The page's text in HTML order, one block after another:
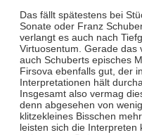
Das fällt spätestens bei
Sonate oder Franz
verlangt es auch nach
Virtuosentum. Gerade das
auch Schuberts episches
Firsova ebenfalls gut, der
Interpretationen hält
Insgesamt also vermag
denn abgesehen von
klitzekleines Bisschen
leisten sich die Interpreten